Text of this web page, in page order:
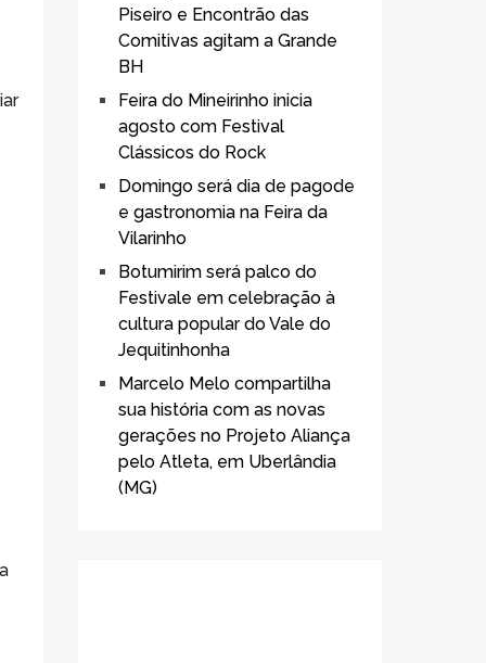
Piseiro e Encontrão das
Comitivas agitam a Grande
BH
Feira do Mineirinho inicia
agosto com Festival
Clássicos do Rock
Domingo será dia de pagode
e gastronomia na Feira da
Vilarinho
Botumirim será palco do
Festivale em celebração à
cultura popular do Vale do
Jequitinhonha
Marcelo Melo compartilha
sua história com as novas
gerações no Projeto Aliança
pelo Atleta, em Uberlândia
(MG)